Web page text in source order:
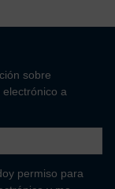
sobre
a
permiso para